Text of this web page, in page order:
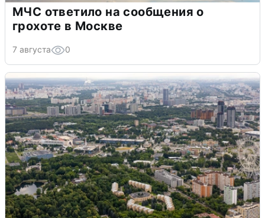
МЧС ответило на сообщения о
грохоте в Москве
7 августа 0